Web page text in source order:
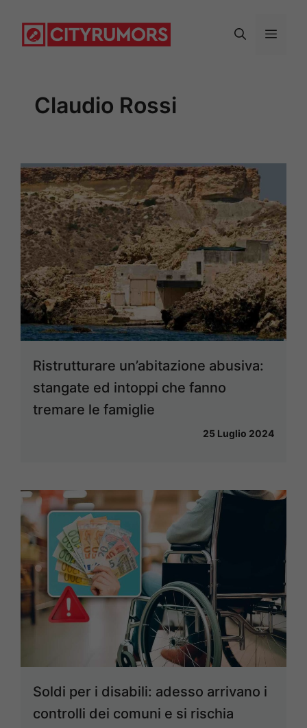
Menu
Claudio Rossi
Ristrutturare un’abitazione abusiva:
stangate ed intoppi che fanno
tremare le famiglie
25 Luglio 2024
Soldi per i disabili: adesso arrivano i
controlli dei comuni e si rischia